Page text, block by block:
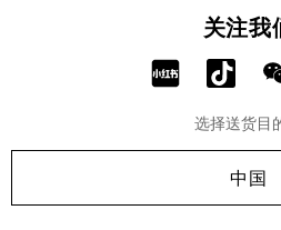
关注我
分
RED!
分
享
选择送货目
中国